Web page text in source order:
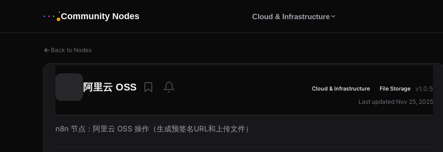
Community Nodes Cloud & Infrastructure
Back to Nodes
阿里云 OSS Cloud & Infrastructure File Storage v1.0.5
Last updated Nov 25, 2025
n8n 节点：阿里云 OSS 操作（生成预签名URL和上传文件）